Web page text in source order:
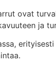
ovat
ja